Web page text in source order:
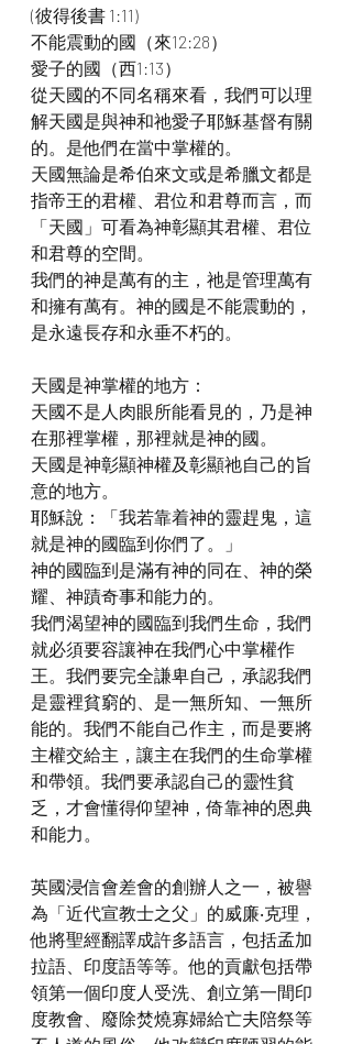
(彼得後書 1:11)
不能震動的國（來12:28）
愛子的國（西1:13）
從天國的不同名稱來看，我們可以理
解天國是與神和祂愛子耶穌基督有關
的。是他們在當中掌權的。
天國無論是希伯來文或是希臘文都是
指帝王的君權、君位和君尊而言，而
「天國」可看為神彰顯其君權、君位
和君尊的空間。
我們的神是萬有的主，祂是管理萬有
和擁有萬有。神的國是不能震動的，
是永遠長存和永垂不朽的。
天國是神掌權的地方：
天國不是人肉眼所能看見的，乃是神
在那裡掌權，那裡就是神的國。
天國是神彰顯神權及彰顯祂自己的旨
意的地方。
耶穌說：「我若靠着神的靈趕鬼，這
就是神的國臨到你們了。」
神的國臨到是滿有神的同在、神的榮
耀、神蹟奇事和能力的。
我們渴望神的國臨到我們生命，我們
就必須要容讓神在我們心中掌權作
王。我們要完全謙卑自己，承認我們
是靈裡貧窮的、是一無所知、一無所
能的。我們不能自己作主，而是要將
主權交給主，讓主在我們的生命掌權
和帶領。我們要承認自己的靈性貧
乏，才會懂得仰望神，倚靠神的恩典
和能力。
英國浸信會差會的創辦人之一，被譽
為「近代宣教士之父」的威廉‧克理，
他將聖經翻譯成許多語言，包括孟加
拉語、印度語等等。他的貢獻包括帶
領第一個印度人受洗、創立第一間印
度教會、廢除焚燒寡婦給亡夫陪祭等